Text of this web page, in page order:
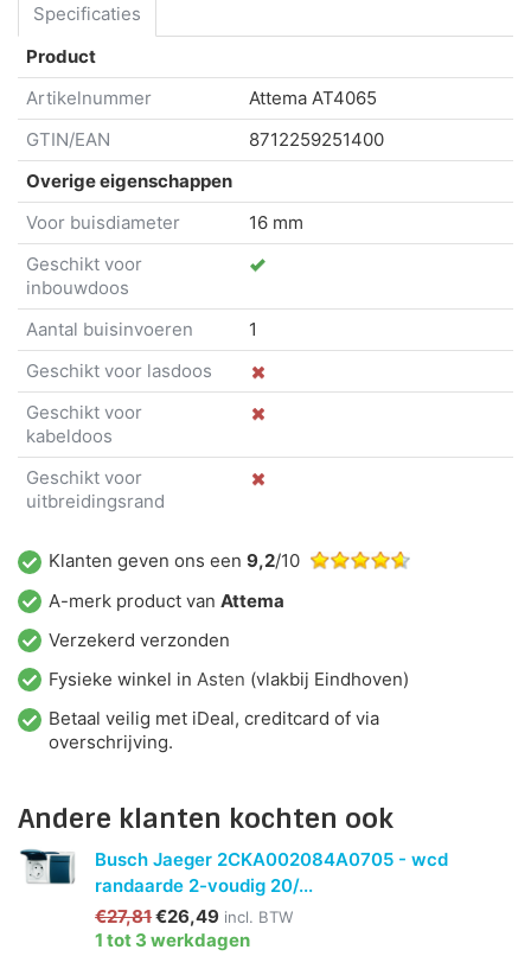
Specificaties
Product
Artikelnummer
Attema AT4065
GTIN/EAN
8712259251400
Overige eigenschappen
Voor buisdiameter
16 mm
Geschikt voor
inbouwdoos
Aantal buisinvoeren
1
Geschikt voor lasdoos
Geschikt voor
kabeldoos
Geschikt voor
uitbreidingsrand
Klanten geven ons een 9,2/10
A-merk product van Attema
Verzekerd verzonden
Fysieke winkel in Asten (vlakbij Eindhoven)
Betaal veilig met iDeal, creditcard of via
overschrijving.
Andere klanten kochten ook
Busch Jaeger 2CKA002084A0705 - wcd
randaarde 2-voudig 20/...
€27,81€26,49 incl. BTW
1 tot 3 werkdagen